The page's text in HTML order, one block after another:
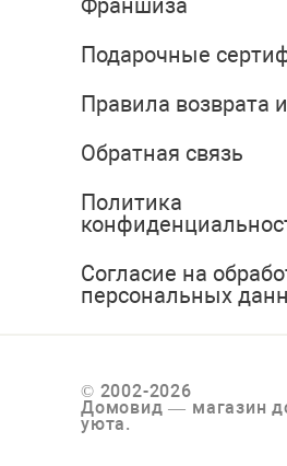
Подарочные
Правила возврата
Обратная связь
Политика
Согласие на
персональных
© 2002-2026
Домовид — магазин
уюта.